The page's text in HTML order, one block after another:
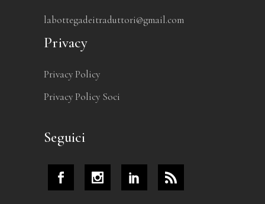
labottegadeitraduttori@gmail.com
Privacy
Privacy Policy
Privacy Policy Soci
Seguici